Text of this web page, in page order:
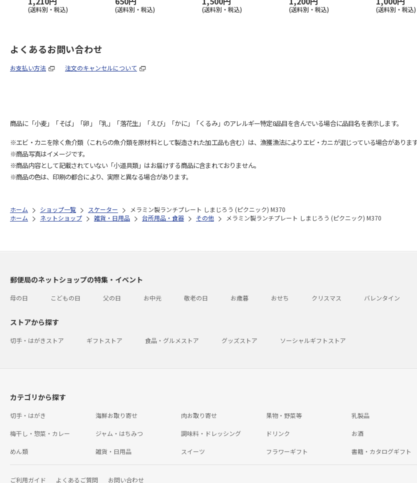
(送料別・税込) (送料別・税込) (送料別・税込) (送料別・税込) (送料別・税込)
よくあるお問い合わせ
お支払い方法 注文のキャンセルについて
商品に「小麦」「そば」「卵」「乳」「落花生」「えび」「かに」「くるみ」のアレルギー特定8品目を含んでいる場合に品目名を表示します。
※エビ・カニを除く魚介類（これらの魚介類を原材料として製造された加工品も含む）は、漁獲漁法によりエビ・カニが混じっている場合がありま
※商品写真はイメージです。
※商品内容として記載されていない「小道具類」はお届けする商品に含まれておりません。
※商品の色は、印刷の都合により、実際と異なる場合があります。
ホーム ショップ一覧 スケーター
メラミン製ランチプレート しまじろう (ピクニック) M370
ホーム
ネットショップ 雑貨・日用品 台所用品・食器 その他 メラミン製ランチプレート しまじろう (ピクニック) M370
郵便局のネットショップの特集・イベント
母の日 こどもの日 父の日 お中元 敬老の日 お歳暮 おせち クリスマス バレンタイン
ストアから探す
切手・はがきストア ギフトストア 食品・グルメストア グッズストア ソーシャルギフトストア
カテゴリから探す
切手・はがき 海鮮お取り寄せ 肉お取り寄せ 果物・野菜等 乳製品
梅干し・惣菜・カレー ジャム・はちみつ 調味料・ドレッシング ドリンク お酒
めん類 雑貨・日用品 スイーツ フラワーギフト 書籍・カタログギフト
ご利用ガイド よくあるご質問 お問い合わせ